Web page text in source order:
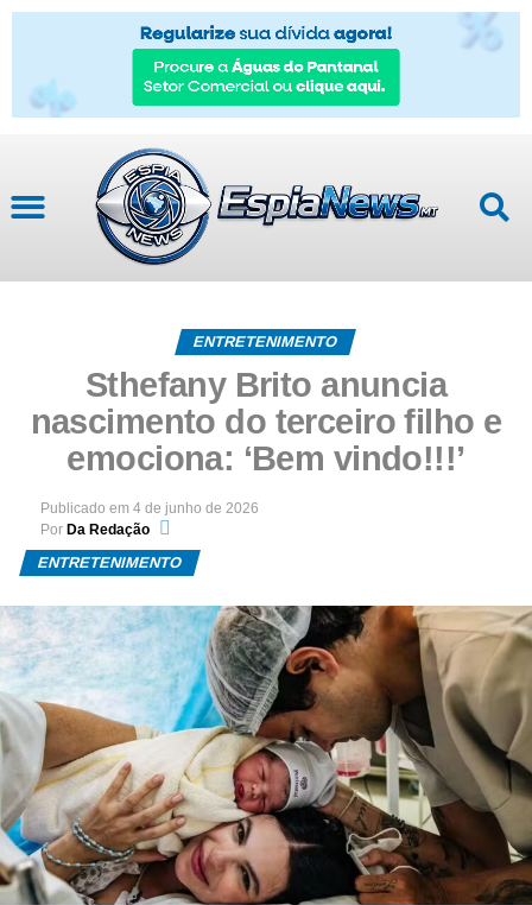
ENTRETENIMENTO
Sthefany Brito anuncia
nascimento do terceiro filho e
emociona: ‘Bem vindo!!!’
Publicado em 4 de junho de 2026
Por Da Redação
ENTRETENIMENTO